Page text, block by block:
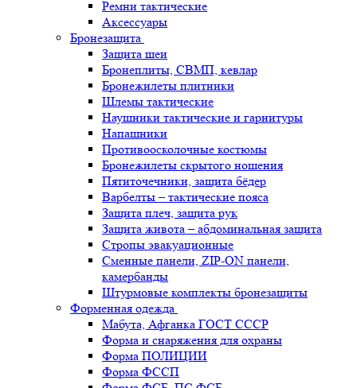
Ремни тактические
Аксессуары
Бронезащита
Защита шеи
Бронеплиты, СВМП, кевлар
Бронежилеты плитники
Шлемы тактические
Наушники тактические и гарнитуры
Напашники
Противоосколочные костюмы
Бронежилеты скрытого ношения
Пятиточечники, защита бёдер
Варбелты – тактические пояса
Защита плеч, защита рук
Защита живота – абдоминальная защита
Стропы эвакуационные
Сменные панели, ZIP-ON панели,
камербанды
Штурмовые комплекты бронезащиты
Форменная одежда
Мабута, Афганка ГОСТ СССР
Форма и снаряжения для охраны
Форма ПОЛИЦИИ
Форма ФССП